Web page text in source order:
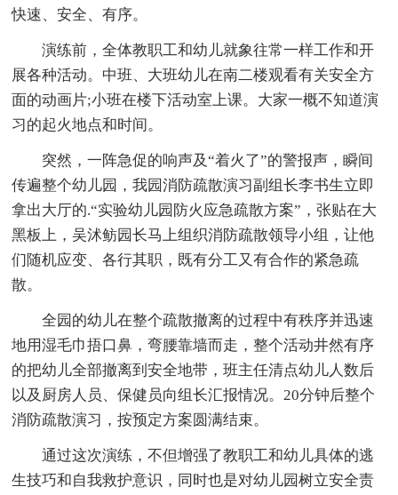
快速、安全、有序。
演练前，全体教职工和幼儿就象往常一样工作和开
展各种活动。中班、大班幼儿在南二楼观看有关安全方
面的动画片;小班在楼下活动室上课。大家一概不知道演
习的起火地点和时间。
突然，一阵急促的响声及“着火了”的警报声，瞬间
传遍整个幼儿园，我园消防疏散演习副组长李书生立即
拿出大厅的.“实验幼儿园防火应急疏散方案”，张贴在大
黑板上，吴沭鲂园长马上组织消防疏散领导小组，让他
们随机应变、各行其职，既有分工又有合作的紧急疏
散。
全园的幼儿在整个疏散撤离的过程中有秩序并迅速
地用湿毛巾捂口鼻，弯腰靠墙而走，整个活动井然有序
的把幼儿全部撤离到安全地带，班主任清点幼儿人数后
以及厨房人员、保健员向组长汇报情况。20分钟后整个
消防疏散演习，按预定方案圆满结束。
通过这次演练，不但增强了教职工和幼儿具体的逃
生技巧和自我救护意识，同时也是对幼儿园树立安全责